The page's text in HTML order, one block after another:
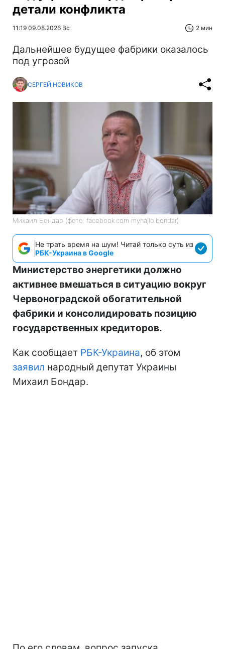
детали конфликта
11:19 09.08.2026 Вс 2 мин
Дальнейшее будущее фабрики оказалось
под угрозой
СЕРГЕЙ НОВИКОВ
Михаил Бондар (фото: facebook.com myhajlo.bondar)
Не трать время на шум! Читай только суть из
РБК-Украина в Google
Министерство энергетики должно
активнее вмешаться в ситуацию вокруг
Червоноградской обогатительной
фабрики и консолидировать позицию
государственных кредиторов.
Как сообщает РБК-Украина, об этом
заявил народный депутат Украины
Михаил Бондар.